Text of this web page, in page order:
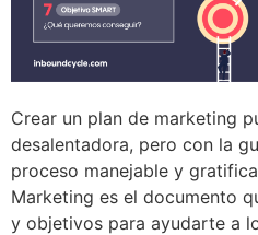
Crear un plan de marketing
desalentadora, pero con la
proceso manejable y
Marketing es el documento
y objetivos para ayudarte a